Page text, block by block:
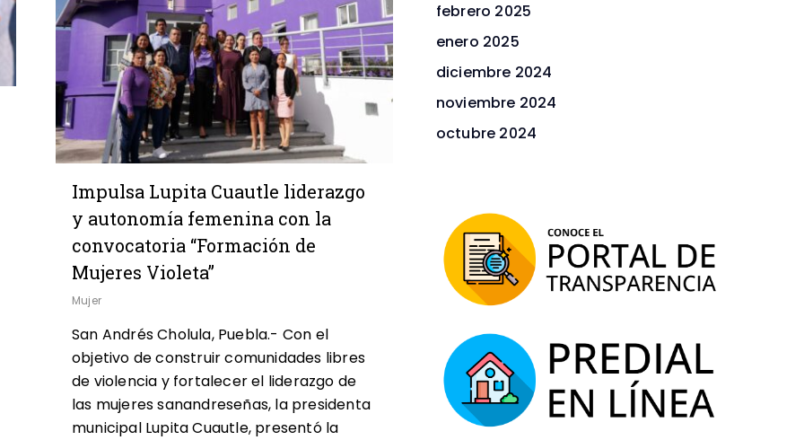
Impulsa Lupita Cuautle liderazgo
y autonomía femenina con la
convocatoria “Formación de
Mujeres Violeta”
Mujer
San Andrés Cholula, Puebla.- Con el
objetivo de construir comunidades libres
de violencia y fortalecer el liderazgo de
las mujeres sanandreseñas, la presidenta
municipal Lupita Cuautle, presentó la
febrero 2025
enero 2025
diciembre 2024
noviembre 2024
octubre 2024